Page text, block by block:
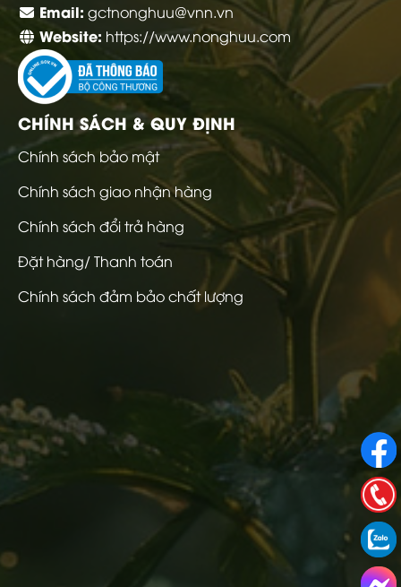
Email: gctnonghuu@vnn.vn
Website: https://www.nonghuu.com
CHÍNH SÁCH & QUY ĐỊNH
Chính sách bảo mật
Chính sách giao nhận hàng
Chính sách đổi trả hàng
Đặt hàng/ Thanh toán
Chính sách đảm bảo chất lượng